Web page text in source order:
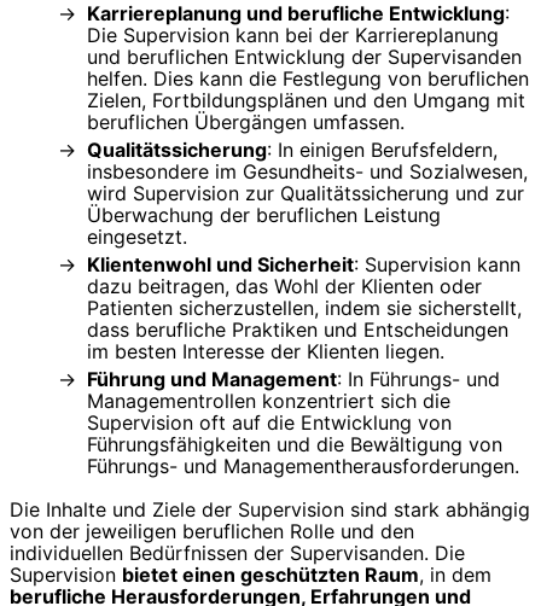
Karriereplanung und berufliche Entwicklung:
Die Supervision kann bei der Karriereplanung
und beruflichen Entwicklung der Supervisanden
helfen. Dies kann die Festlegung von beruflichen
Zielen, Fortbildungsplänen und den Umgang mit
beruflichen Übergängen umfassen.
Qualitätssicherung: In einigen Berufsfeldern,
insbesondere im Gesundheits- und Sozialwesen,
wird Supervision zur Qualitätssicherung und zur
Überwachung der beruflichen Leistung
eingesetzt.
Klientenwohl und Sicherheit: Supervision kann
dazu beitragen, das Wohl der Klienten oder
Patienten sicherzustellen, indem sie sicherstellt,
dass berufliche Praktiken und Entscheidungen
im besten Interesse der Klienten liegen.
Führung und Management: In Führungs- und
Managementrollen konzentriert sich die
Supervision oft auf die Entwicklung von
Führungsfähigkeiten und die Bewältigung von
Führungs- und Managementherausforderungen.
Die Inhalte und Ziele der Supervision sind stark abhängig
von der jeweiligen beruflichen Rolle und den
individuellen Bedürfnissen der Supervisanden. Die
Supervision bietet einen geschützten Raum, in dem
berufliche Herausforderungen, Erfahrungen und